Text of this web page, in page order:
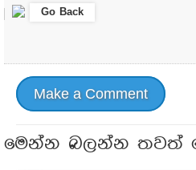
Go Back
Make a Comment
මෙන්න බලන්න තවත්